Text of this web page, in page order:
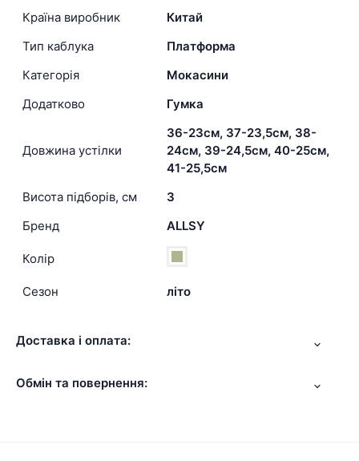
Країна виробник
Китай
Тип каблука
Платформа
Категорія
Мокасини
Додатково
Гумка
Довжина устілки
36-23см, 37-23,5см, 38-
24см, 39-24,5см, 40-25см,
41-25,5см
Висота підборів, см
3
Бренд
ALLSY
Колір
Сезон літо
Доставка і оплата:
Обмін та повернення: